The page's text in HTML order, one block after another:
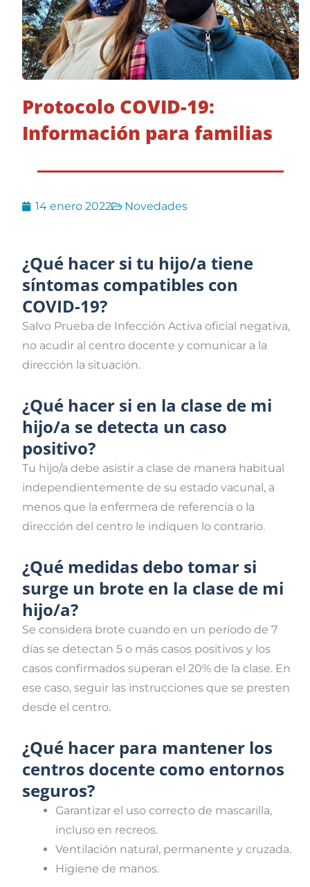
Protocolo COVID-19:
Información para familias
14 enero 2022 Novedades
¿Qué hacer si tu hijo/a tiene
síntomas compatibles con
COVID-19?
Salvo Prueba de Infección Activa oficial negativa,
no acudir al centro docente y comunicar a la
dirección la situación.
¿Qué hacer si en la clase de mi
hijo/a se detecta un caso
positivo?
Tu hijo/a debe asistir a clase de manera habitual
independientemente de su estado vacunal, a
menos que la enfermera de referencia o la
dirección del centro le indiquen lo contrario.
¿Qué medidas debo tomar si
surge un brote en la clase de mi
hijo/a?
Se considera brote cuando en un período de 7
días se detectan 5 o más casos positivos y los
casos confirmados superan el 20% de la clase. En
ese caso, seguir las instrucciones que se presten
desde el centro.
¿Qué hacer para mantener los
centros docente como entornos
seguros?
Garantizar el uso correcto de mascarilla,
incluso en recreos.
Ventilación natural, permanente y cruzada.
Higiene de manos.